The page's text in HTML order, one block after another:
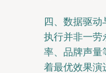
四、数据驱动
执行并非一劳
率、品牌声量
着最优效果演